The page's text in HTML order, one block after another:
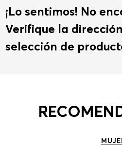
¡Lo sentimos! No
Verifique la
selección de